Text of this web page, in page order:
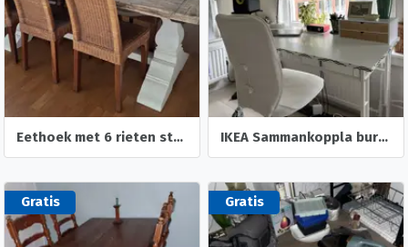
Eethoek met 6 rieten stoelen IKEA Sammankoppla bureau + stoel en lamp
Gratis Gratis